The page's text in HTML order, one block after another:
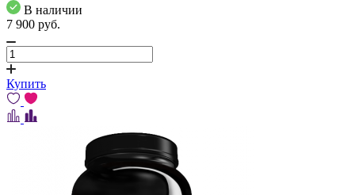
В наличии
7 900 pуб.
Купить